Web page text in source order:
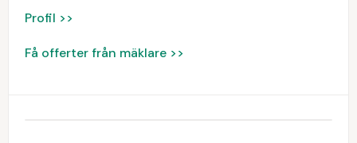
Profil >>
Få offerter från mäklare >>